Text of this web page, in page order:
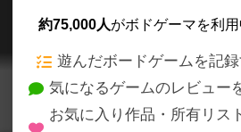
ミニオンズ カード
Minions Card Tower
約75,000人がボドゲーマを利用
遊んだボードゲームを記録
気になるゲームのレビュー
お気に入り作品・所有リス